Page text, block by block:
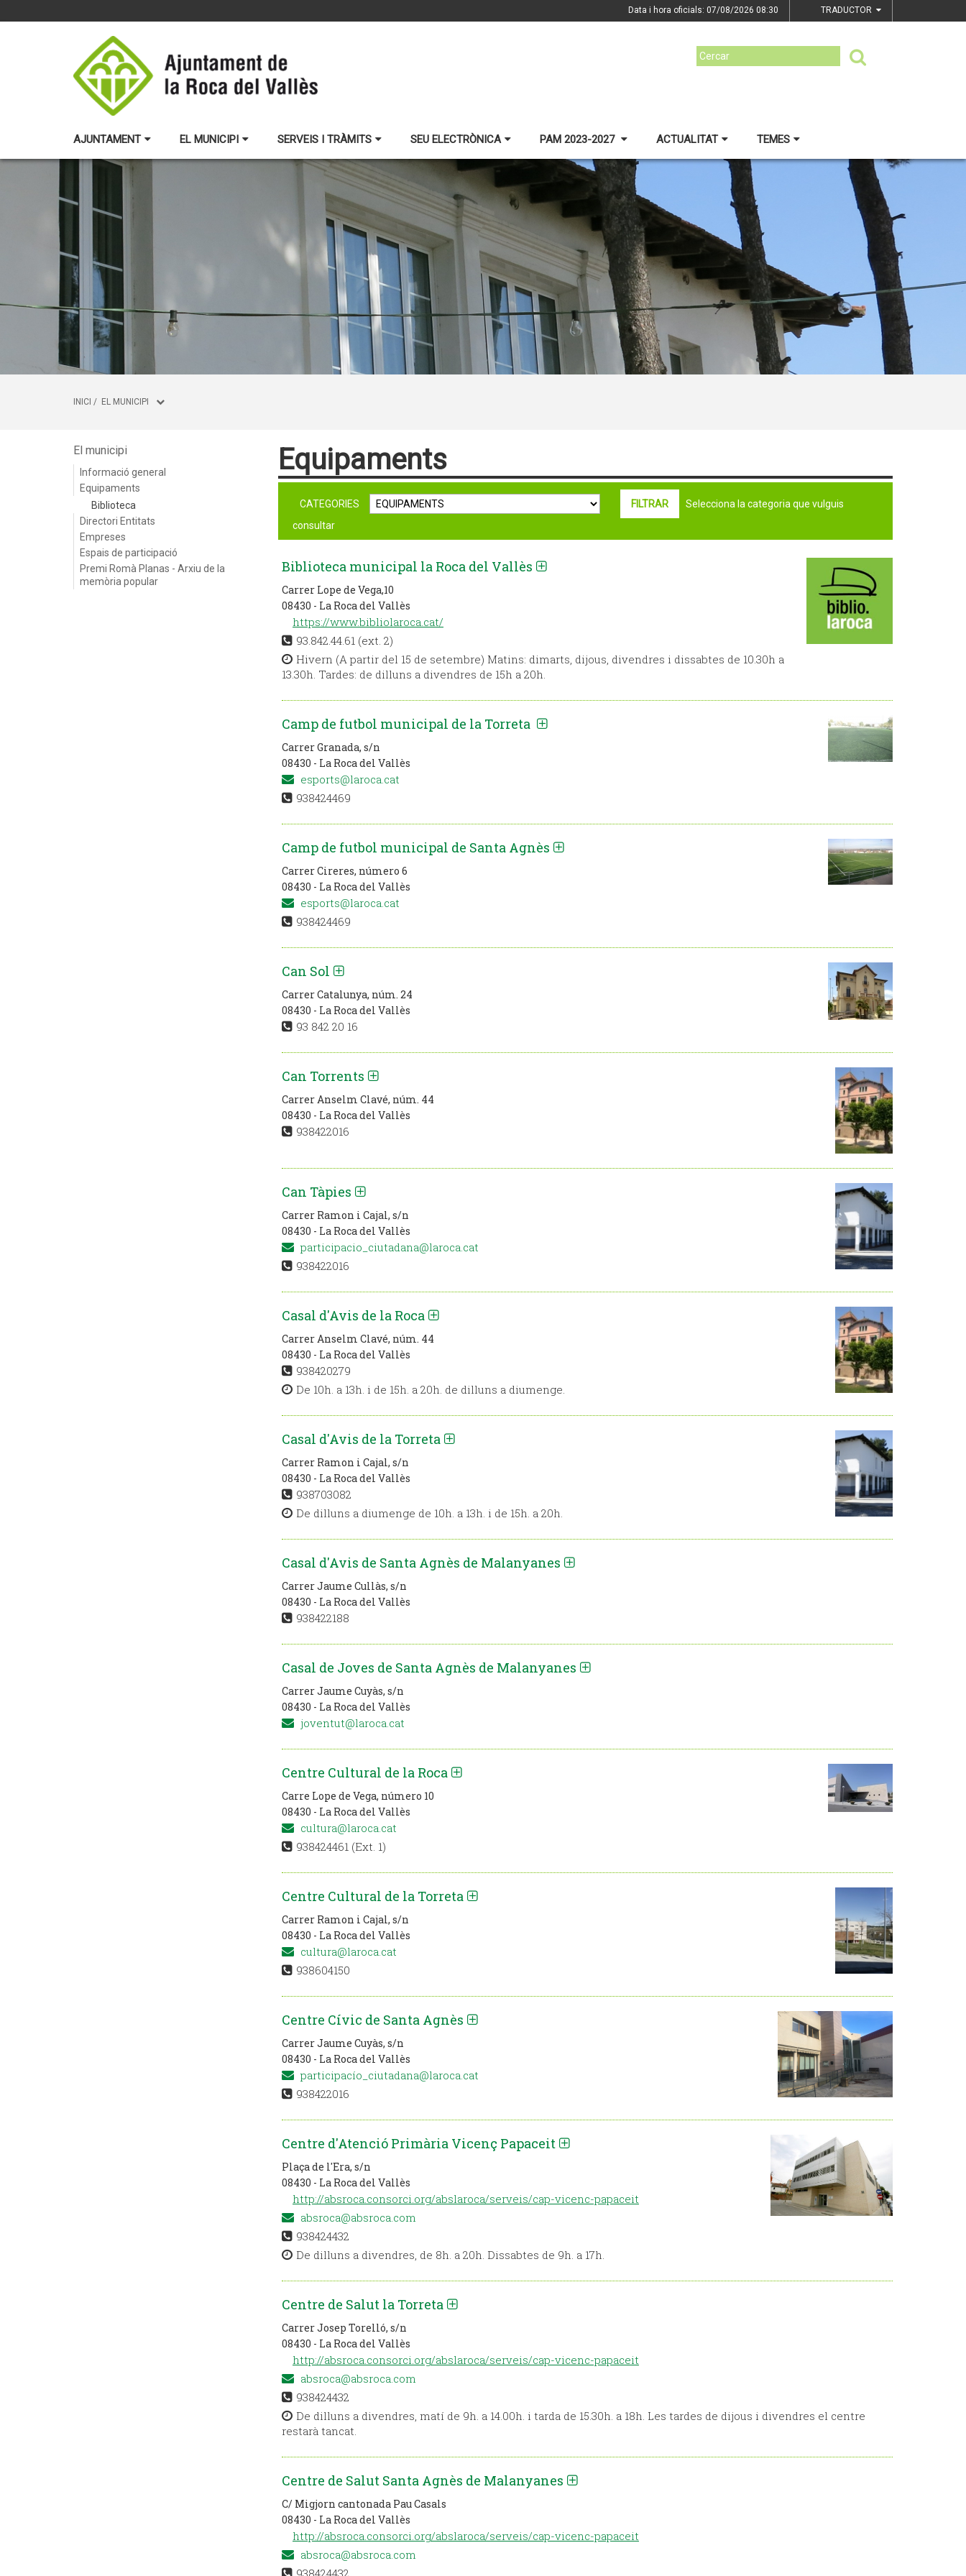
Data i hora oficials: 07/08/2026 08:30 TRADUCTOR
AJUNTAMENT EL MUNICIPI SERVEIS I TRÀMITS SEU ELECTRÒNICA PAM 2023-2027 ACTUALITAT TEMES
INICI / EL MUNICIPI
El municipi
Informació general
Equipaments
Biblioteca
Directori Entitats
Empreses
Espais de participació
Premi Romà Planas - Arxiu de la
memòria popular
Equipaments
CATEGORIES
Selecciona la categoria que vulguis
consultar
Biblioteca municipal la Roca del Vallès
Carrer Lope de Vega,10
08430 - La Roca del Vallès
https://www.bibliolaroca.cat/
93.842.44.61 (ext. 2)
Hivern (A partir del 15 de setembre) Matins: dimarts, dijous, divendres i dissabtes de 10.30h a
13.30h. Tardes: de dilluns a divendres de 15h a 20h.
Camp de futbol municipal de la Torreta
Carrer Granada, s/n
08430 - La Roca del Vallès
esports@laroca.cat
938424469
Camp de futbol municipal de Santa Agnès
Carrer Cireres, número 6
08430 - La Roca del Vallès
esports@laroca.cat
938424469
Can Sol
Carrer Catalunya, núm. 24
08430 - La Roca del Vallès
93 842 20 16
Can Torrents
Carrer Anselm Clavé, núm. 44
08430 - La Roca del Vallès
938422016
Can Tàpies
Carrer Ramon i Cajal, s/n
08430 - La Roca del Vallès
participacio_ciutadana@laroca.cat
938422016
Casal d'Avis de la Roca
Carrer Anselm Clavé, núm. 44
08430 - La Roca del Vallès
938420279
De 10h. a 13h. i de 15h. a 20h. de dilluns a diumenge.
Casal d'Avis de la Torreta
Carrer Ramon i Cajal, s/n
08430 - La Roca del Vallès
938703082
De dilluns a diumenge de 10h. a 13h. i de 15h. a 20h.
Casal d'Avis de Santa Agnès de Malanyanes
Carrer Jaume Cullàs, s/n
08430 - La Roca del Vallès
938422188
Casal de Joves de Santa Agnès de Malanyanes
Carrer Jaume Cuyàs, s/n
08430 - La Roca del Vallès
joventut@laroca.cat
Centre Cultural de la Roca
Carre Lope de Vega, número 10
08430 - La Roca del Vallès
cultura@laroca.cat
938424461 (Ext. 1)
Centre Cultural de la Torreta
Carrer Ramon i Cajal, s/n
08430 - La Roca del Vallès
cultura@laroca.cat
938604150
Centre Cívic de Santa Agnès
Carrer Jaume Cuyàs, s/n
08430 - La Roca del Vallès
participacío_ciutadana@laroca.cat
938422016
Centre d'Atenció Primària Vicenç Papaceit
Plaça de l'Era, s/n
08430 - La Roca del Vallès
http://absroca.consorci.org/abslaroca/serveis/cap-vicenc-papaceit
absroca@absroca.com
938424432
De dilluns a divendres, de 8h. a 20h. Dissabtes de 9h. a 17h.
Centre de Salut la Torreta
Carrer Josep Torelló, s/n
08430 - La Roca del Vallès
http://absroca.consorci.org/abslaroca/serveis/cap-vicenc-papaceit
absroca@absroca.com
938424432
De dilluns a divendres, matí de 9h. a 14.00h. i tarda de 15.30h. a 18h. Les tardes de dijous i divendres el centre
restarà tancat.
Centre de Salut Santa Agnès de Malanyanes
C/ Migjorn cantonada Pau Casals
08430 - La Roca del Vallès
http://absroca.consorci.org/abslaroca/serveis/cap-vicenc-papaceit
absroca@absroca.com
938424432